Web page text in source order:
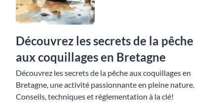
Découvrez les secrets de la pêche
aux coquillages en Bretagne
Découvrez les secrets de la pêche aux coquillages en
Bretagne, une activité passionnante en pleine nature.
Conseils, techniques et réglementation à la clé!